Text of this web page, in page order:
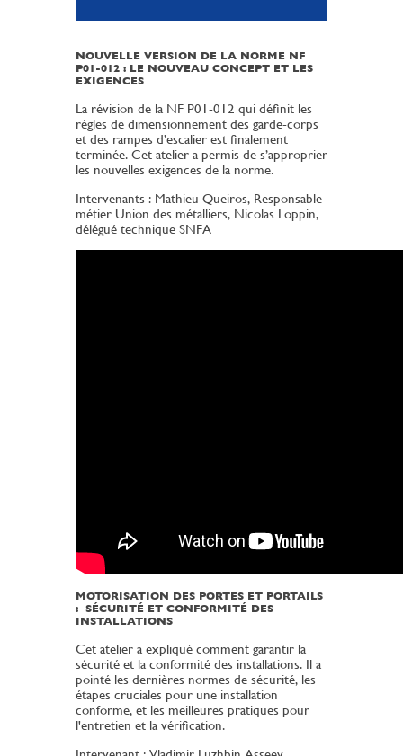
NOUVELLE VERSION DE LA NORME NF
P01-012 : LE NOUVEAU CONCEPT ET LES
EXIGENCES
La révision de la NF P01-012 qui définit les
règles de dimensionnement des garde-corps
et des rampes d’escalier est finalement
terminée. Cet atelier a permis de s’approprier
les nouvelles exigences de la norme.
Intervenants : Mathieu Queiros, Responsable
métier Union des métalliers, Nicolas Loppin,
délégué technique SNFA
MOTORISATION DES PORTES ET PORTAILS
: SÉCURITÉ ET CONFORMITÉ DES
INSTALLATIONS
Cet atelier a expliqué comment garantir la
sécurité et la conformité des installations. Il a
pointé les dernières normes de sécurité, les
étapes cruciales pour une installation
conforme, et les meilleures pratiques pour
l'entretien et la vérification.